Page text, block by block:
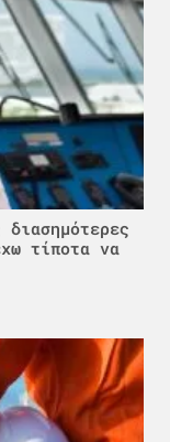
τίποτα να